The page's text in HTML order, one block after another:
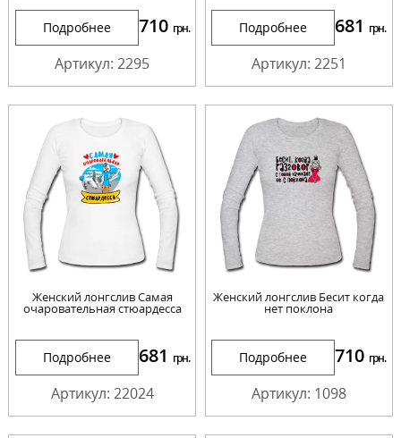
Подробнее 710 грн.
Артикул: 2295
Подробнее 681 грн.
Артикул: 2251
Женский лонгслив Самая
очаровательная стюардесса
Подробнее 681 грн.
Артикул: 22024
Женский лонгслив Бесит когда
нет поклона
Подробнее 710 грн.
Артикул: 1098